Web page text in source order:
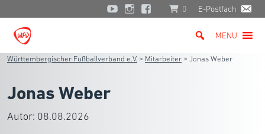
0 E-Postfach
MENU
Württembergischer Fußballverband e.V. > Mitarbeiter > Jonas Weber
Jonas Weber
Autor: 08.08.2026